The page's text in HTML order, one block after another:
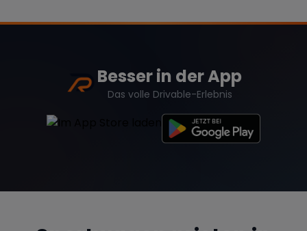
Besser in der App
Das volle Drivable-Erlebnis